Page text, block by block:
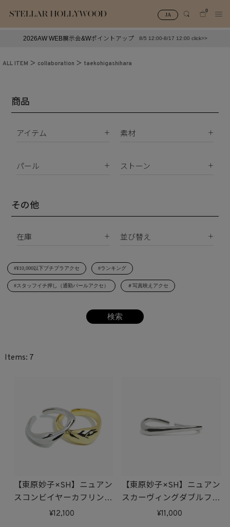
JA
0
#スタッフイチ押し（通勤パールアクセ） ＃写真映えアクセ
2026AW WEB展示会&Wポイントアップ 8/5 12:00-8/17 12:00 click>>
ALL ITEM collaboration taekohigashihara
商品
アイテム
イヤリング
ネックレス
リング
イニシャル
素材
K10
サージカルステンレス
パール
南洋真珠
シェルパール
ストーン
ジルコニア
その他
在庫
在庫あり
受注生産
並び替え
価格が安い順
価格が高い順
レビュー順
#¥10,000以下プチプラアクセ #ランキング
#スタッフイチ押し（通勤パールアクセ） ＃写真映えアクセ
7
【東原妙子×SH】ニュアン
スコンビイヤーカフリング
12,100
【東原妙子×SH】ニュアン
スカーヴィングダブルフィ
ンガーリング(シルバー)
11,000